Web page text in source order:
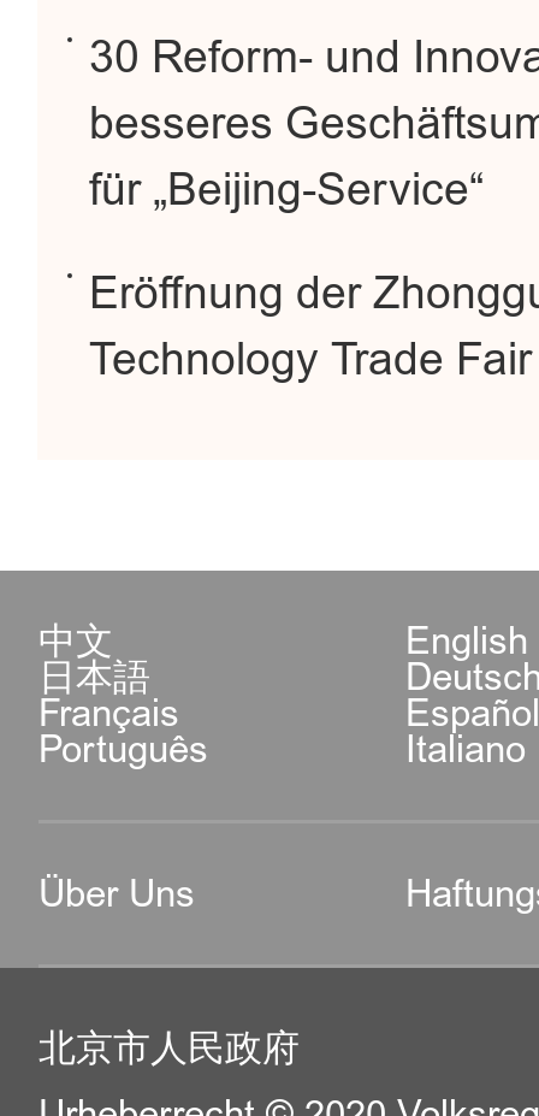
30 Reform- und
besseres
für „Beijing-Service“
Eröffnung der
Technology Trade
中文 English
日本語
Français
Português Italiano
Über Uns
北京市人民政府